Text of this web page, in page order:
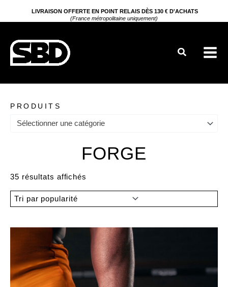
au
LIVRAISON OFFERTE EN POINT RELAIS DÈS 130 € D'ACHATS
(France métropolitaine uniquement)
Rechercher
PRODUITS
Sélectionner une catégorie
FORGE
35 résultats affichés
popularité